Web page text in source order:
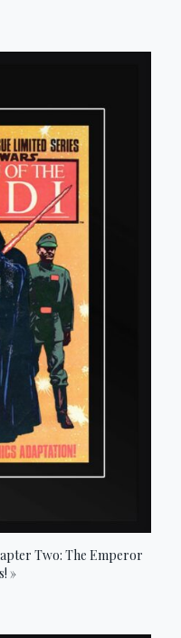
Two: The Emperor
»